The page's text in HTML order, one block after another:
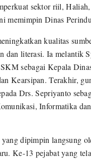
sektor riil,
memimpin Dinas
kualitas
dan literasi. Ia
sebagai Kepala
Kearsipan. Terakhir,
Drs. Sepriyanto
Informatika
dipimpin langsung
Ke-13 pejabat yang